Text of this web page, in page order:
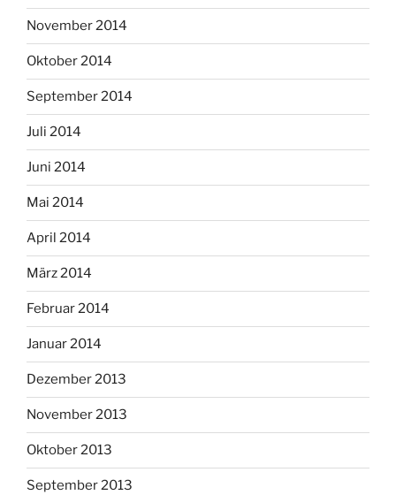
November 2014
Oktober 2014
September 2014
Juli 2014
Juni 2014
Mai 2014
April 2014
März 2014
Februar 2014
Januar 2014
Dezember 2013
November 2013
Oktober 2013
September 2013